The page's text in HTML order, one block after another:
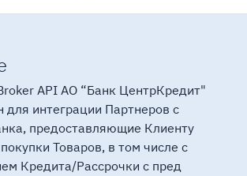
API АО “Банк ЦентрКредит"
для интеграции Партнеров с
предоставляющие Клиенту
Товаров, в том числе с
Кредита/Рассрочки с пред